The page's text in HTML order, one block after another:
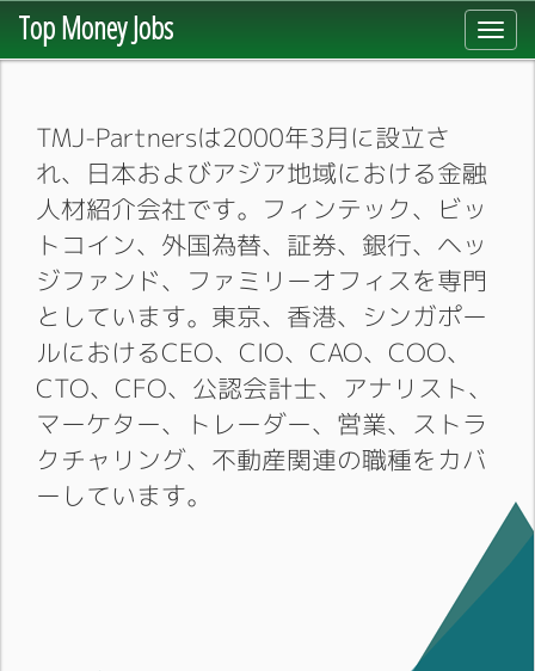
Top Money Jobs
TMJ-Partnersは2000年3月に設立さ
れ、日本およびアジア地域における金融
人材紹介会社です。フィンテック、ビッ
トコイン、外国為替、証券、銀行、ヘッ
ジファンド、ファミリーオフィスを専門
としています。東京、香港、シンガポー
ルにおけるCEO、CIO、CAO、COO、
CTO、CFO、公認会計士、アナリスト、
マーケター、トレーダー、営業、ストラ
クチャリング、不動産関連の職種をカバ
ーしています。